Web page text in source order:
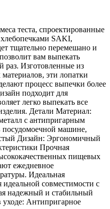
теста, спроектированные
SAKI,
тщательно перемешано и
вам выпекать
Изготовленные из
эти лопатки
процесс выпечки более
подходит для
легко выпекать все
Детали Материал:
с антипригарным
машине,
Дизайн: Эргономичный
Прочная
пищевых
ежедневное
Идеальная
идеальной совместимости с
надежный и стабильный
уходе: Антипригарное